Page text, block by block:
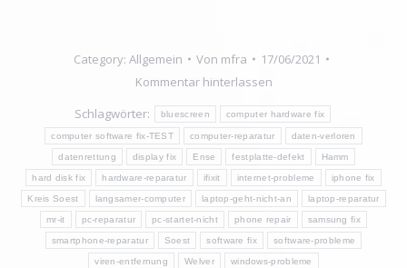
Category: Allgemein Von mfra
17/06/2021
Kommentar hinterlassen
Schlagwörter:
bluescreen computer hardware fix
computer software fix-TEST computer-reparatur daten-verloren
datenrettung display fix Ense festplatte-defekt Hamm
hard disk fix hardware-reparatur ifixit internet-probleme iphone fix
Kreis Soest langsamer-computer laptop-geht-nicht-an laptop-reparatur
mr-it pc-reparatur pc-startet-nicht phone repair samsung fix
smartphone-reparatur Soest software fix software-probleme
viren-entfernung Welver windows-probleme